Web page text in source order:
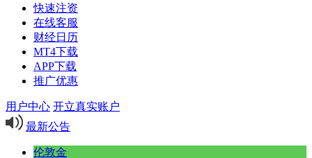
快速注资
在线客服
财经日历
MT4下载
APP下载
推广优惠
用户中心 开立真实账户
最新公告
伦敦金